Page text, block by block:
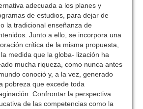
adecuada a los planes y
de estudios, para dejar de
la tradicional enseñanza de
Junto a ello, se incorpora una
crítica de la misma propuesta,
medida que la globa- lización ha
mucha riqueza, como nunca antes
conoció y, a la vez, generado
pobreza que excede toda
Confrontar la perspectiva
de las competencias como la